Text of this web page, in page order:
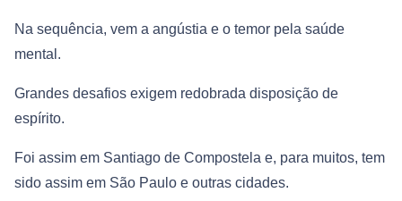
Na sequência, vem a angústia e o temor pela saúde
mental.
Grandes desafios exigem redobrada disposição de
espírito.
Foi assim em Santiago de Compostela e, para muitos, tem
sido assim em São Paulo e outras cidades.